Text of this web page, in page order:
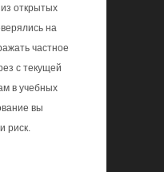
открытых
на
частное
с текущей
в учебных
вы
риск.